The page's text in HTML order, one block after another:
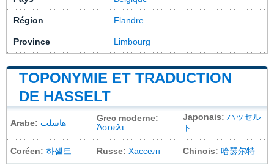
Région Flandre
Province Limbourg
TOPONYMIE ET TRADUCTION
DE HASSELT
Arabe: هاسلت
Grec moderne:
Άσσελτ
Japonais: ハッセル
ト
Coréen: 하셀트 Russe: Хасселт Chinois: 哈瑟尔特